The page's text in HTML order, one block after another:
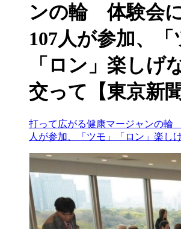
ンの輪 体験会
107人が参加、「
「ロン」楽しげ
交って【東京新聞
打って広がる健康マージャンの輪
人が参加、「ツモ」「ロン」楽し